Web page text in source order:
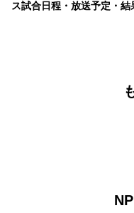
ス試合日程・放送予定・結